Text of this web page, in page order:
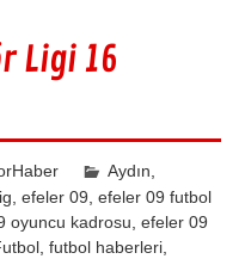
Ligi 16
Aydın,
,efeler 09,efeler 09 futbol
oyuncu kadrosu,efeler 09
,futbol haberleri,